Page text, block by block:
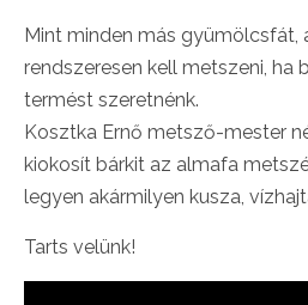
Mint minden más gyümölcsfát,
rendszeresen kell metszeni, ha
termést szeretnénk.
Kosztka Ernő metsző-mester
kiokosít bárkit az almafa
legyen akármilyen kusza,
Tarts velünk!